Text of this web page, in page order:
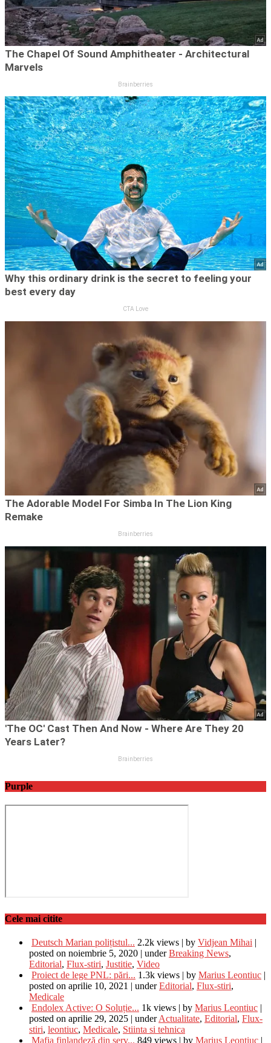
Purple
Cele mai citite
Deutsch Marian polițistul... 2.2k views | by Vidjean Mihai |
posted on noiembrie 5, 2020 | underBreaking News,
Editorial, Flux-stiri, Justitie, Video
Proiect de lege PNL: pări... 1.3k views | by Marius Leontiuc |
posted on aprilie 10, 2021 | underEditorial, Flux-stiri,
Medicale
Endolex Active: O Soluție... 1k views | by Marius Leontiuc |
posted on aprilie 29, 2025 | underActualitate, Editorial, Flux-
stiri, leontiuc, Medicale, Stiinta si tehnica
Mafia finlandeză din serv... 849 views | by Marius Leontiuc |